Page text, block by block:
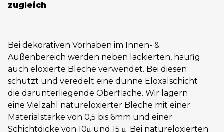
zugleich
Bei dekorativen Vorhaben im Innen- &
Außenbereich werden neben lackierten, häufig
auch eloxierte Bleche verwendet. Bei diesen
schützt und veredelt eine dünne Eloxalschicht
die darunterliegende Oberfläche. Wir lagern
eine Vielzahl natureloxierter Bleche mit einer
Materialstärke von 0,5 bis 6mm und einer
Schichtdicke von 10μ und 15 μ. Bei natureloxierten